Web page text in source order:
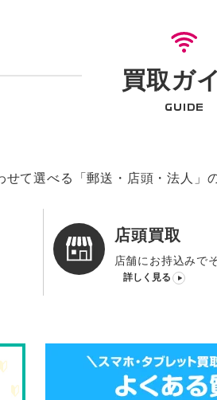
買取ガ
GUIDE
て選べる「郵送・店頭・法人」
店頭買取
店舗にお持込みで
詳しく見る